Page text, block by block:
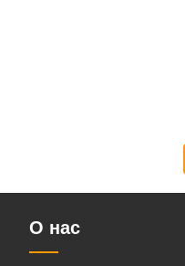
О нас